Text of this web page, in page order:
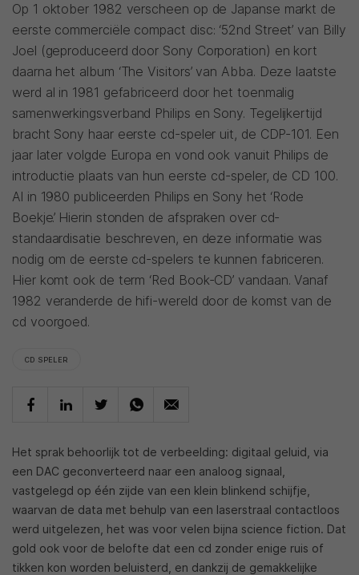
Op 1 oktober 1982 verscheen op de Japanse markt de
eerste commerciële compact disc: ‘52nd Street’ van Billy
Joel (geproduceerd door Sony Corporation) en kort
daarna het album ‘The Visitors’ van Abba. Deze laatste
werd al in 1981 gefabriceerd door het toenmalig
samenwerkingsverband Philips en Sony. Tegelijkertijd
bracht Sony haar eerste cd-speler uit, de CDP-101. Een
jaar later volgde Europa en vond ook vanuit Philips de
introductie plaats van hun eerste cd-speler, de CD 100.
Al in 1980 publiceerden Philips en Sony het ‘Rode
Boekje’. Hierin stonden de afspraken over cd-
standaardisatie beschreven, en deze informatie was
nodig om de eerste cd-spelers te kunnen fabriceren.
Hier komt ook de term ‘Red Book-CD’ vandaan. Vanaf
1982 veranderde de hifi-wereld door de komst van de
cd voorgoed.
CD SPELER
Het sprak behoorlijk tot de verbeelding: digitaal geluid, via
een DAC geconverteerd naar een analoog signaal,
vastgelegd op één zijde van een klein blinkend schijfje,
waarvan de data met behulp van een laserstraal contactloos
werd uitgelezen, het was voor velen bijna science fiction. Dat
gold ook voor de belofte dat een cd zonder enige ruis of
tikken kon worden beluisterd, en dankzij de gemakkelijke